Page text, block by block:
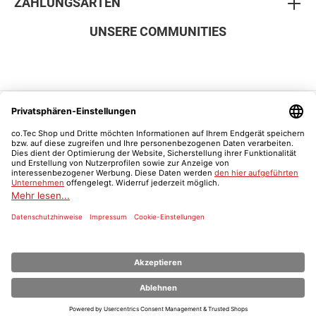
SICHER EINKAUFEN
UNSERE COMMUNITIES
* Alle Preise inkl. gesetzl. Mehrwertsteuer zzgl.
Nachnahmegebühren, wenn nicht anders angegeben.
© 2026 Der co.Tec Shop | co.Tec - Alle Rechte vorbehalten.